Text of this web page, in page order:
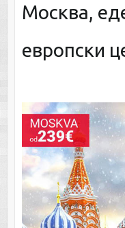
Москва,
европски